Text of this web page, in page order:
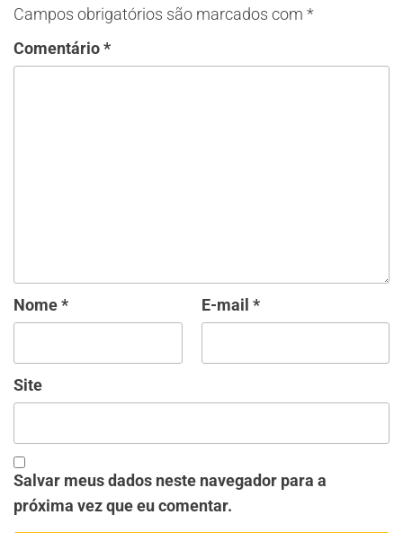
Campos obrigatórios são marcados com *
Comentário*
Nome* E-mail *
Site
Salvar meus dados neste navegador para a
próxima vez que eu comentar.